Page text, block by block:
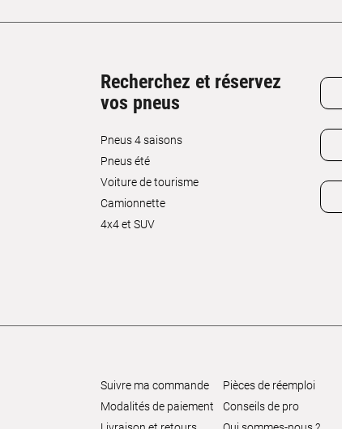
Recherchez et réservez
vos pneus
Pneus 4 saisons
Pneus été
Voiture de tourisme
Camionnette
4x4 et SUV
Suivre ma commande
Modalités de paiement
Pièces de réemploi
Conseils de pro